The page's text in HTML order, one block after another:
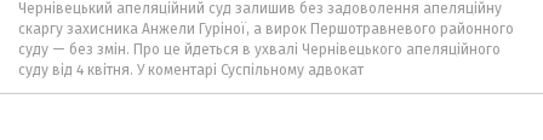
Чернівецький апеляційний суд залишив без задоволення апеляційну
скаргу захисника Анжели Гуріної, а вирок Першотравневого районного
суду — без змін. Про це йдеться в ухвалі Чернівецького апеляційного
суду від 4 квітня. У коментарі Суспільному адвокат